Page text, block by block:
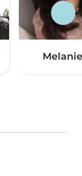
Melanie